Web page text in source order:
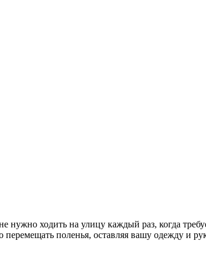
нужно ходить на улицу каждый раз, когда
перемещать поленья, оставляя вашу одежду и